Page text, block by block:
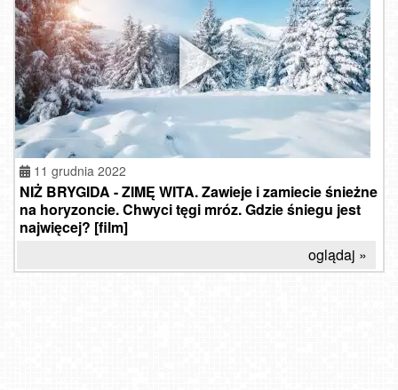
11 grudnia 2022
NIŻ BRYGIDA - ZIMĘ WITA. Zawieje i zamiecie śnieżne
na horyzoncie. Chwyci tęgi mróz. Gdzie śniegu jest
najwięcej? [film]
oglądaj »